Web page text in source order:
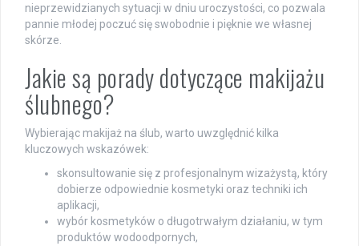
nieprzewidzianych sytuacji w dniu uroczystości, co pozwala
pannie młodej poczuć się swobodnie i pięknie we własnej
skórze.
Jakie są porady dotyczące makijażu
ślubnego?
Wybierając makijaż na ślub, warto uwzględnić kilka
kluczowych wskazówek:
skonsultowanie się z profesjonalnym wizażystą, który
dobierze odpowiednie kosmetyki oraz techniki ich
aplikacji,
wybór kosmetyków o długotrwałym działaniu, w tym
produktów wodoodpornych,